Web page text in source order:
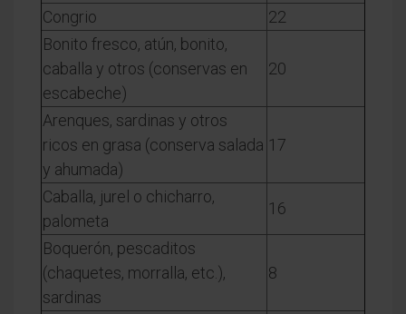
Congrio
22
Bonito fresco, atún, bonito,
caballa y otros (conservas en
escabeche)
20
Arenques, sardinas y otros
ricos en grasa (conserva salada
y ahumada)
17
Caballa, jurel o chicharro,
palometa
16
Boquerón, pescaditos
(chaquetes, morralla, etc.),
sardinas
8